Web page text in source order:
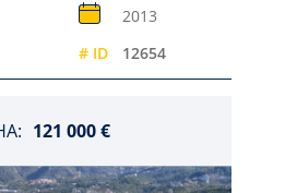
2013
# ID 12654
121 000 €